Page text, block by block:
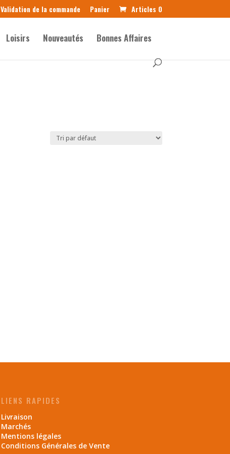
Validation de la commande Panier Articles 0
Loisirs Nouveautés Bonnes Affaires
LIENS RAPIDES
Livraison
Marchés
Mentions légales
Conditions Générales de Vente